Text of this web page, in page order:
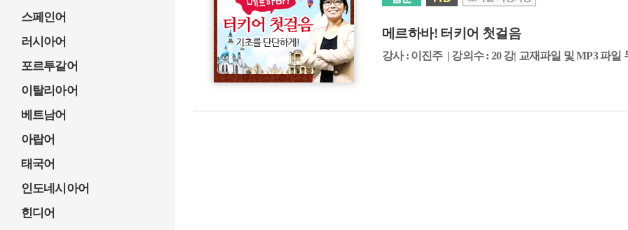
스페인어
러시아어
포르투갈어
이탈리아어
베트남어
아랍어
태국어
인도네시아어
힌디어
메르하바! 터키어 첫걸음
강사 : 이진주 | 강의수 : 20 강| 교재파일 및 MP3 파일